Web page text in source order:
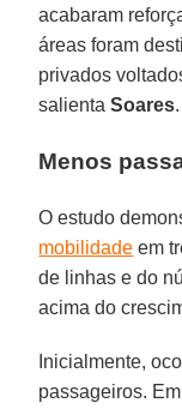
acabaram
áreas foram
privados
salientaSoares.
Menos
O estudo
mobilidade em
de linhas e do
acima do
Inicialmente,
passageiros.